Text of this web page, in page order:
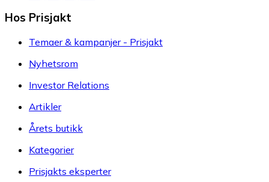
Hos Prisjakt
Temaer & kampanjer - Prisjakt
Nyhetsrom
Investor Relations
Artikler
Årets butikk
Kategorier
Prisjakts eksperter